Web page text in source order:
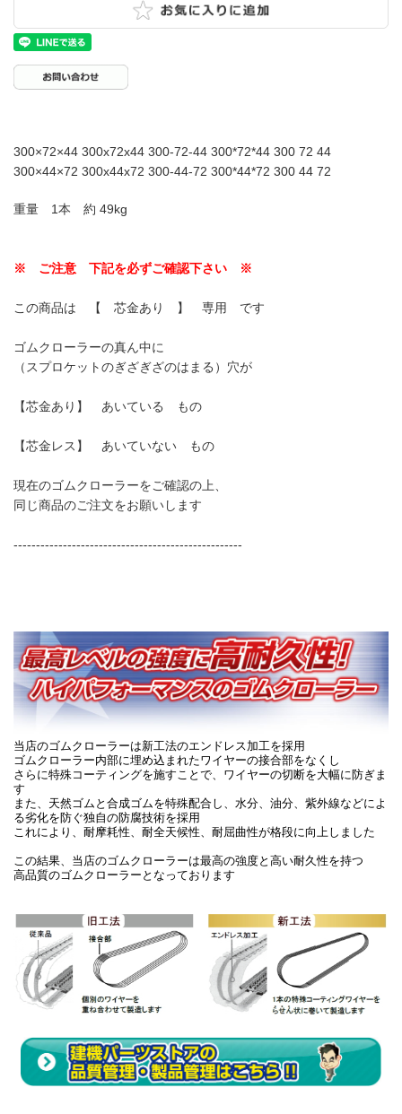
300×72×44 300x72x44 300-72-44 300*72*44 300 72 44
300×44×72 300x44x72 300-44-72 300*44*72 300 44 72
重量 1本 約 49kg
※ ご注意 下記を必ずご確認下さい ※
この商品は 【 芯金あり 】 専用 です
ゴムクローラーの真ん中に
（スプロケットのぎざぎざのはまる）穴が
【芯金あり】 あいている もの
【芯金レス】 あいていない もの
現在のゴムクローラーをご確認の上、
同じ商品のご注文をお願いします
---------------------------------------------------
当店のゴムクローラーは新工法のエンドレス加工を採用
ゴムクローラー内部に埋め込まれたワイヤーの接合部をなくし
さらに特殊コーティングを施すことで、ワイヤーの切断を大幅に防ぎま
す
また、天然ゴムと合成ゴムを特殊配合し、水分、油分、紫外線などによ
る劣化を防ぐ独自の防腐技術を採用
これにより、耐摩耗性、耐全天候性、耐屈曲性が格段に向上しました
この結果、当店のゴムクローラーは最高の強度と高い耐久性を持つ
高品質のゴムクローラーとなっております